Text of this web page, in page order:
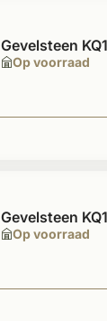
Op voorraad
Gevelsteen
Op voorraad
Gevelsteen